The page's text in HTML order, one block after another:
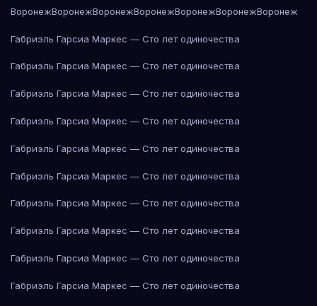
ВоронежВоронежВоронежВоронежВоронежВоронежВоронеж
Габриэль Гарсиа Маркес — Сто лет одиночества
Габриэль Гарсиа Маркес — Сто лет одиночества
Габриэль Гарсиа Маркес — Сто лет одиночества
Габриэль Гарсиа Маркес — Сто лет одиночества
Габриэль Гарсиа Маркес — Сто лет одиночества
Габриэль Гарсиа Маркес — Сто лет одиночества
Габриэль Гарсиа Маркес — Сто лет одиночества
Габриэль Гарсиа Маркес — Сто лет одиночества
Габриэль Гарсиа Маркес — Сто лет одиночества
Габриэль Гарсиа Маркес — Сто лет одиночества